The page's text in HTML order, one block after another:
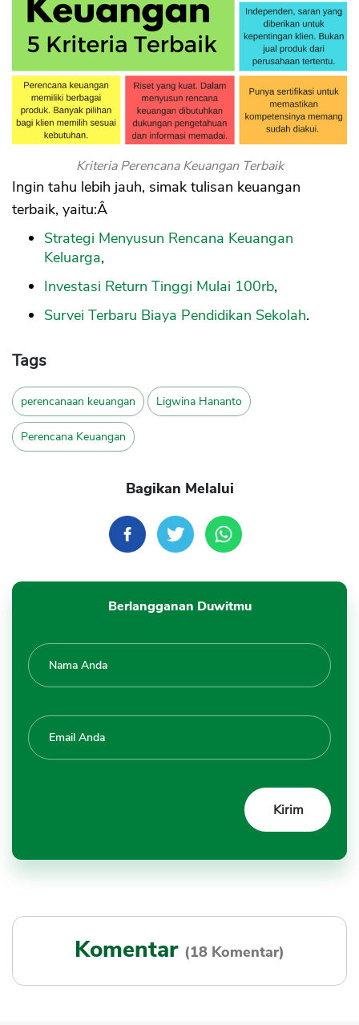
Kriteria Perencana Keuangan Terbaik
Ingin tahu lebih jauh, simak tulisan keuangan
terbaik, yaitu:Â
Strategi Menyusun Rencana Keuangan
Keluarga,
Investasi Return Tinggi Mulai 100rb,
Survei Terbaru Biaya Pendidikan Sekolah.
Tags
perencanaan keuangan Ligwina Hananto
Perencana Keuangan
Bagikan Melalui
Berlangganan Duwitmu
Komentar (18 Komentar)